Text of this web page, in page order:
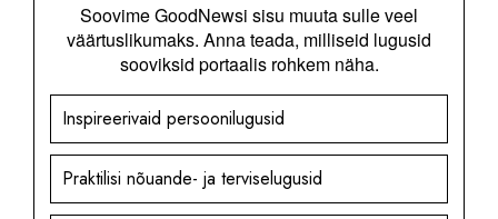
Soovime GoodNewsi sisu muuta sulle veel
väärtuslikumaks. Anna teada, milliseid lugusid
sooviksid portaalis rohkem näha.
Inspireerivaid persoonilugusid
Praktilisi nõuande- ja terviselugusid